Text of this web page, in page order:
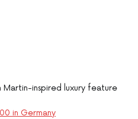
Martin-inspired luxury feature
in Germany